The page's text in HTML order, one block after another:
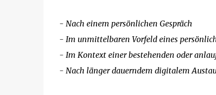
- Nach einem persönlichen Gespräch
- Im unmittelbaren Vorfeld eines
- Im Kontext einer bestehenden oder
- Nach länger dauerndem digitalem